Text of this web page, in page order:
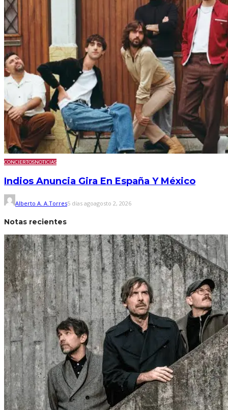
CONCIERTOSNOTICIAS
Indios Anuncia Gira En España Y México
Alberto A. A.Torres5 días agoagosto 2, 2026
Notas recientes